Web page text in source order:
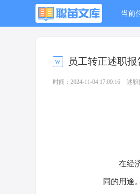
当前
员工转正述职报
时间：2024-11-04 17:09:16 述职
在经济
同的用途